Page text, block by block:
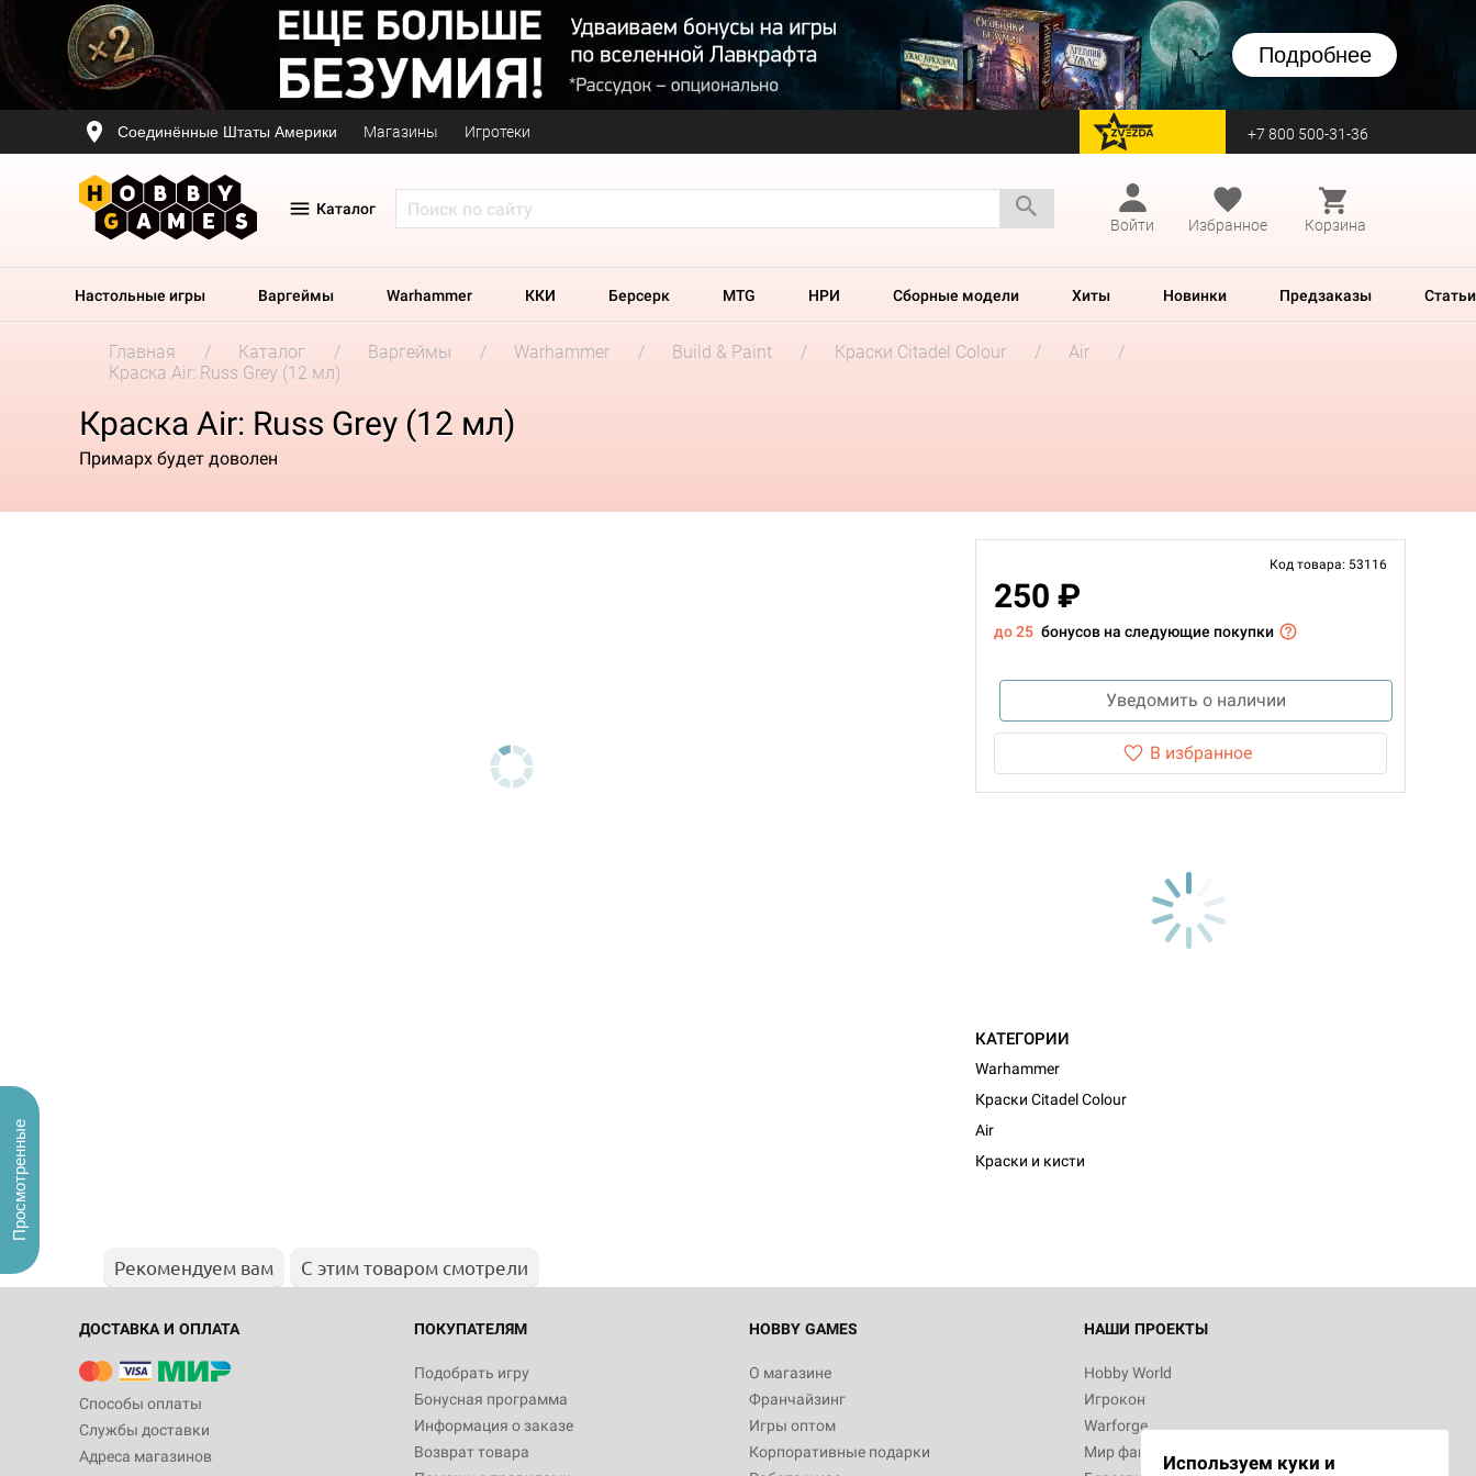
Подробнее
Соединённые Штаты Америки Магазины Игротеки перейти на Zvezda +7 800 500-31-36
Каталог
Войти
Избранное Корзина
Настольные игры Варгеймы Warhammer ККИ Берсерк MTG НРИ Сборные модели Хиты Новинки Предзаказы Статьи
Главная Каталог Варгеймы Warhammer Build & Paint Краски Citadel Colour
Air
Краска Air: Russ Grey (12 мл)
Краска Air: Russ Grey (12 мл)
Примарх будет доволен
Код товара: 53116
250 ₽
до 25 бонусов на следующие покупки
Уведомить о наличии
В избранное
КАТЕГОРИИ
Warhammer
Краски Citadel Colour
Air
Краски и кисти
Рекомендуем вам С этим товаром смотрели
ДОСТАВКА И ОПЛАТА
Способы оплаты
Службы доставки
Адреса магазинов
ПОКУПАТЕЛЯМ
Подобрать игру
Бонусная программа
Информация о заказе
Возврат товара
HOBBY GAMES
О магазине
Франчайзинг
Игры оптом
Корпоративные подарки
НАШИ ПРОЕКТЫ
Hobby World
Игрокон
Warforge
Мир фантастикиИспользуем куки и
Просмотренные
Настольная игра Hobby World Монстры
Белая смерть
12 990
Настольная игра Hobby World Берсерк.
3 490